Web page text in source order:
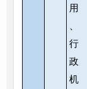
用
行
政
机